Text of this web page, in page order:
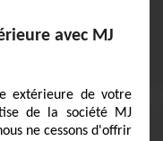
avec MJ
extérieure de votre
de la société MJ
ne cessons d'offrir